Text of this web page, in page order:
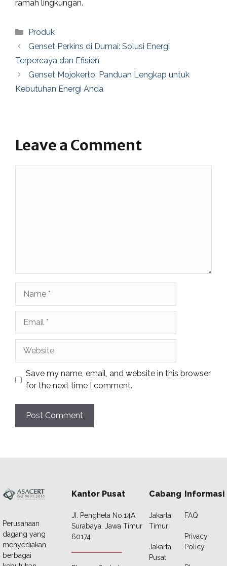
ramah lingkungan.
Categories
Produk
Genset Perkins di Dumai: Solusi Energi
Terpercaya dan Efisien
Genset Mojokerto: Panduan Lengkap untuk
Kebutuhan Energi Anda
Leave a Comment
Save my name, email, and website in this browser
for the next time I comment.
Perusahaan
dagang yang
menyediakan
berbagai
Kantor Pusat
JI. Penghela No.14A
Surabaya, Jawa Timur
60174
Cabang
Jakarta
Timur
Jakarta
Pusat
Informasi
FAQ
Privacy
Policy